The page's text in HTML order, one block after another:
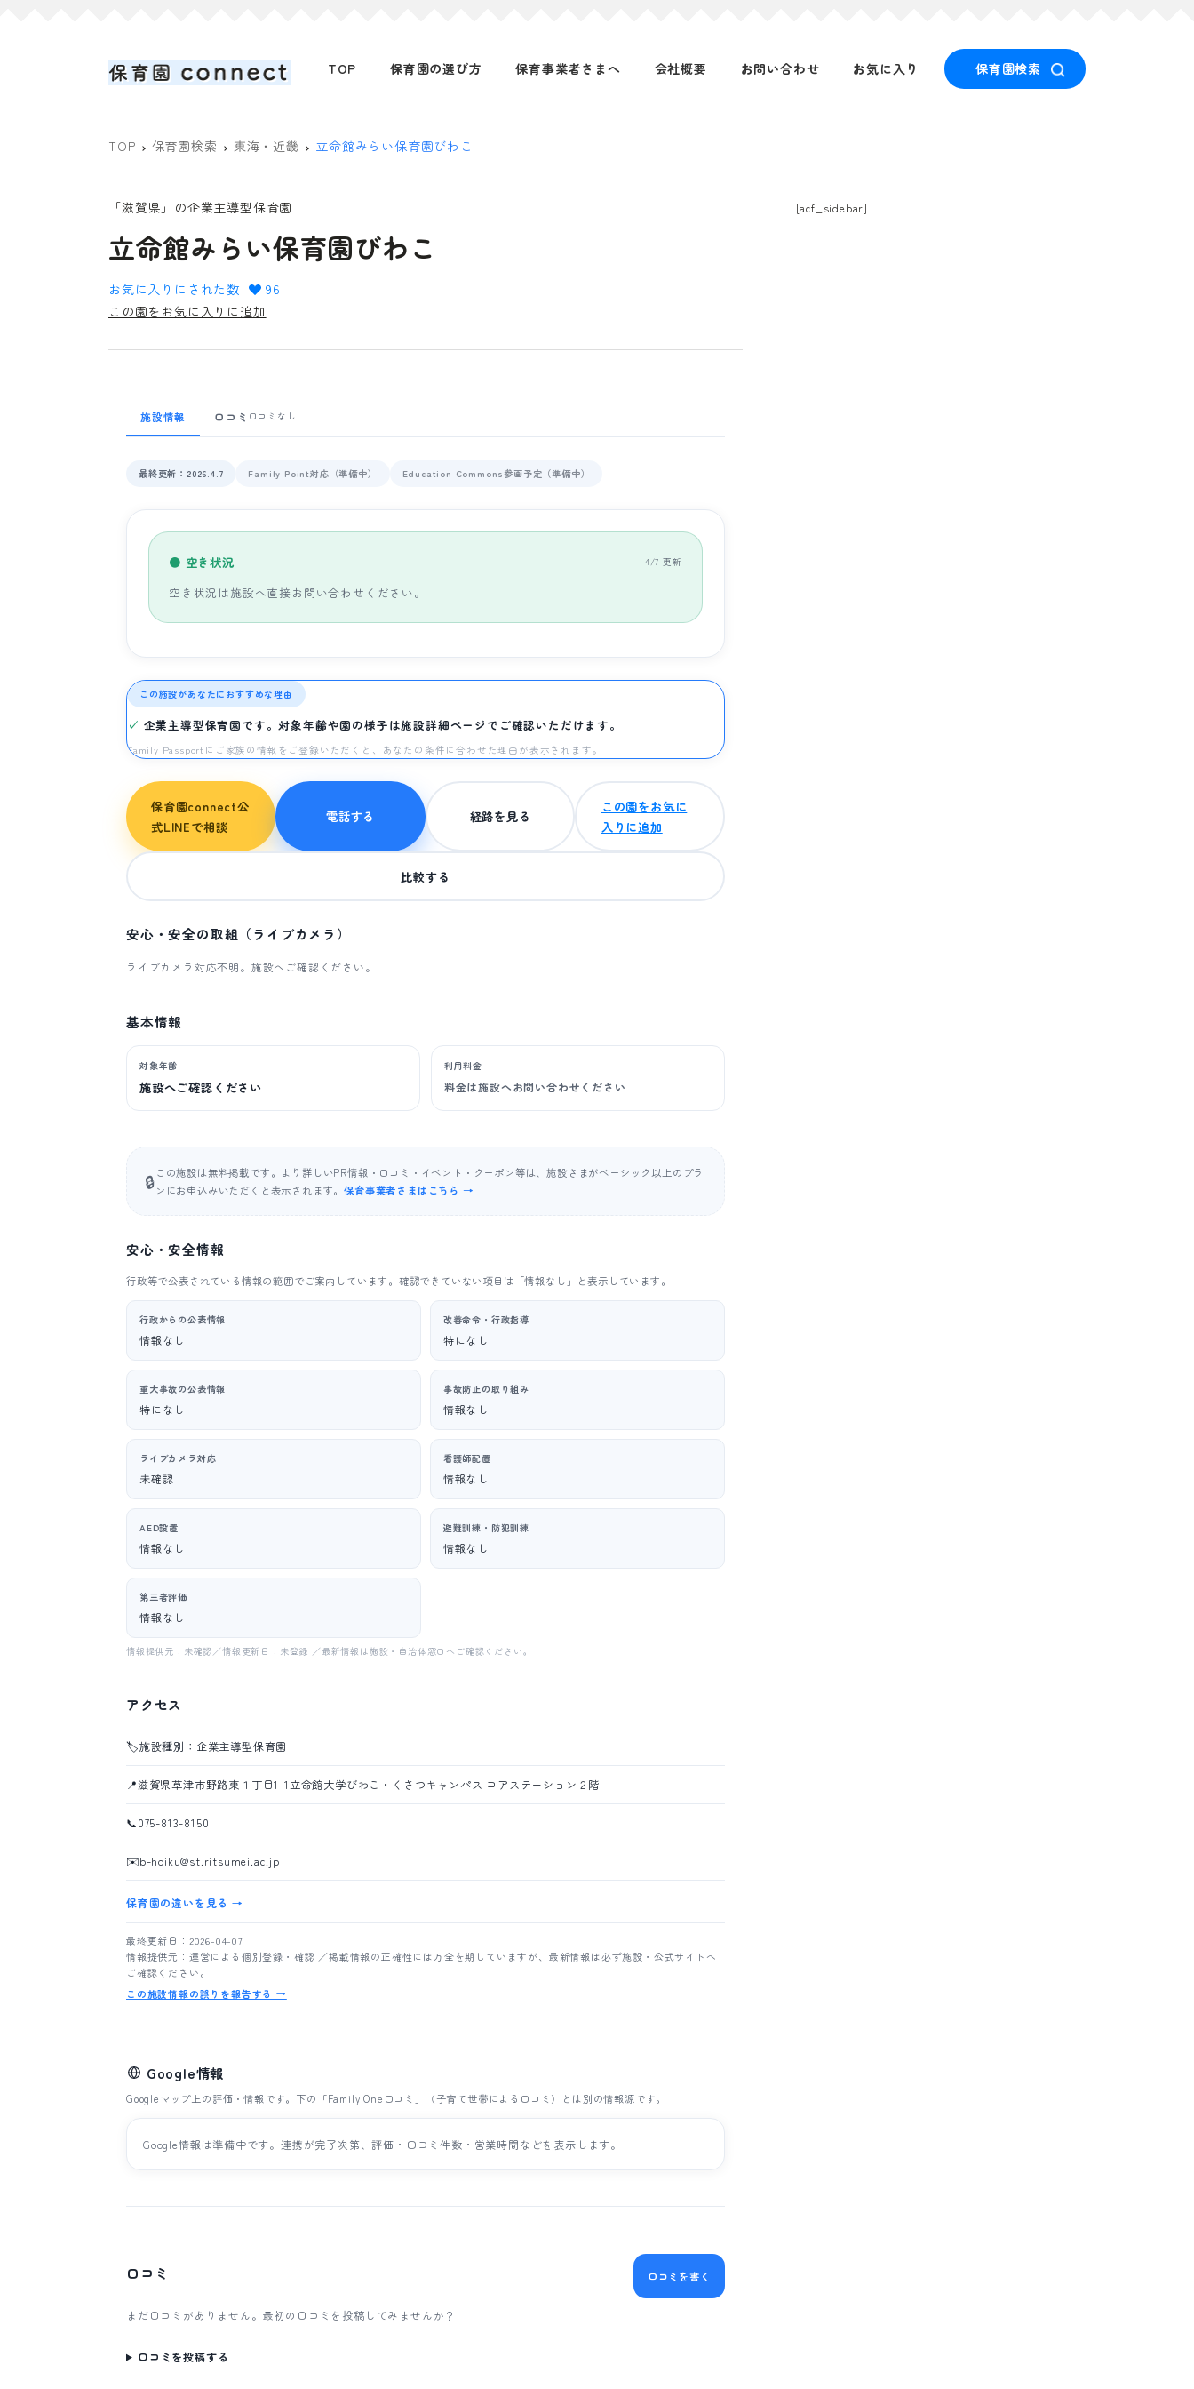
TOP 保育園の選び方 保育事業者さまへ 会社概要 お問い合わせ お気に入り 保育園検索
TOP 保育園検索 東海・近畿 立命館みらい保育園びわこ
「滋賀県」の企業主導型保育園
立命館みらい保育園びわこ
お気に入りにされた数
96
この園をお気に入りに追加
施設情報 口コミ 口コミなし
最終更新：2026.4.7 Family Point対応（準備中） Education Commons参画予定（準備中）
● 空き状況 4/7 更新
空き状況は施設へ直接お問い合わせください。
この施設があなたにおすすめな理由
企業主導型保育園です。対象年齢や園の様子は施設詳細ページでご確認いただけます。
Family Passportにご家族の情報をご登録いただくと、あなたの条件に合わせた理由が表示されます。
保育園connect公
式LINEで相談
電話する 経路を見る
この園をお気に
入りに追加
比較する
安心・安全の取組（ライブカメラ）
ライブカメラ対応不明。施設へご確認ください。
基本情報
対象年齢
施設へご確認ください
利用料金
料金は施設へお問い合わせください
🔒この施設は無料掲載です。より詳しいPR情報・口コミ・イベント・クーポン等は、施設さまがベーシック以上のプラ
ンにお申込みいただくと表示されます。保育事業者さまはこちら →
安心・安全情報
行政等で公表されている情報の範囲でご案内しています。確認できていない項目は「情報なし」と表示しています。
行政からの公表情報
情報なし
改善命令・行政指導
特になし
重大事故の公表情報
特になし
事故防止の取り組み
情報なし
ライブカメラ対応
未確認
看護師配置
情報なし
AED設置
情報なし
避難訓練・防犯訓練
情報なし
第三者評価
情報なし
情報提供元：未確認／情報更新日：未登録 ／最新情報は施設・自治体窓口へご確認ください。
アクセス
🏷️施設種別：企業主導型保育園
📍滋賀県草津市野路東１丁目1-1立命館大学びわこ・くさつキャンパス コアステーション２階
📞075-813-8150
✉️b-hoiku@st.ritsumei.ac.jp
保育園の違いを見る →
最終更新日：2026-04-07
情報提供元：運営による個別登録・確認 ／掲載情報の正確性には万全を期していますが、最新情報は必ず施設・公式サイトへ
ご確認ください。
この施設情報の誤りを報告する →
Google情報
Googleマップ上の評価・情報です。下の「Family One口コミ」（子育て世帯による口コミ）とは別の情報源です。
Google情報は準備中です。連携が完了次第、評価・口コミ件数・営業時間などを表示します。
口コミ 口コミを書く
まだ口コミがありません。最初の口コミを投稿してみませんか？
口コミを投稿する
[acf_sidebar]